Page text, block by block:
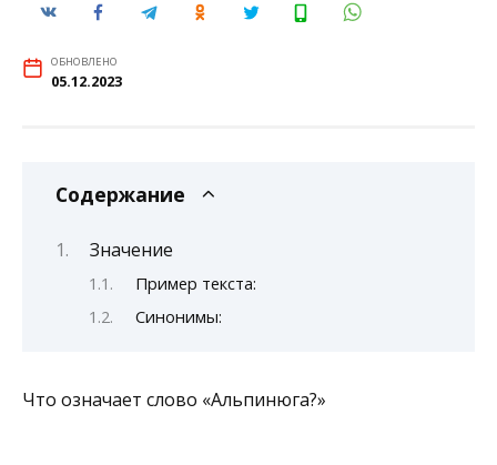
ОБНОВЛЕНО
05.12.2023
Содержание
Значение
Пример текста:
Синонимы:
Что означает слово «Альпинюга?»